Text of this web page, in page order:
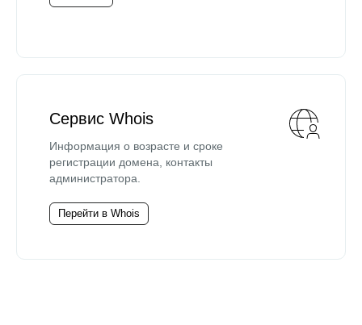
Сервис Whois
Информация о возрасте и сроке
регистрации домена, контакты
администратора.
Перейти в Whois